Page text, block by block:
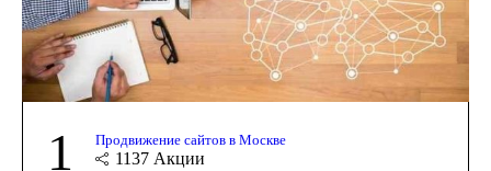
1 Продвижение сайтов в Москве
1137 Акции